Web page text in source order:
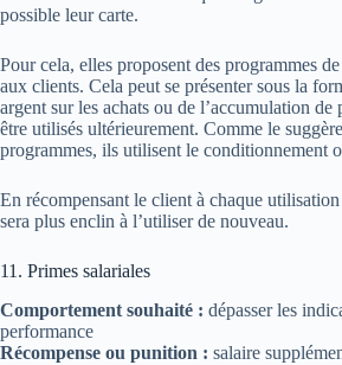
possible leur carte.
Pour cela, elles proposent des programmes
aux clients. Cela peut se présenter sous la
argent sur les achats ou de l’accumulation de
être utilisés ultérieurement. Comme le
programmes, ils utilisent le conditionnement
En récompensant le client à chaque
sera plus enclin à l’utiliser de nouveau.
11. Primes salariales
Comportement souhaité : dépasser les
performance
Récompense ou punition : salaire